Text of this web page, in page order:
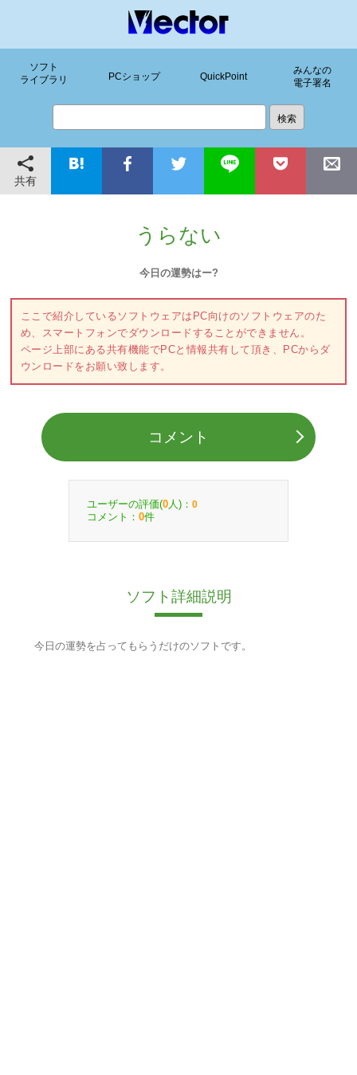
ソフト
ライブラリ
PCショップ QuickPoint
みんなの
電子署名
共有
うらない
今日の運勢はー?
ここで紹介しているソフトウェアはPC向けのソフトウェアのた
め、スマートフォンでダウンロードすることができません。
ページ上部にある共有機能でPCと情報共有して頂き、PCからダ
ウンロードをお願い致します。
コメント
ユーザーの評価(0 人)： 0
コメント： 0件
ソフト詳細説明
今日の運勢を占ってもらうだけのソフトです。